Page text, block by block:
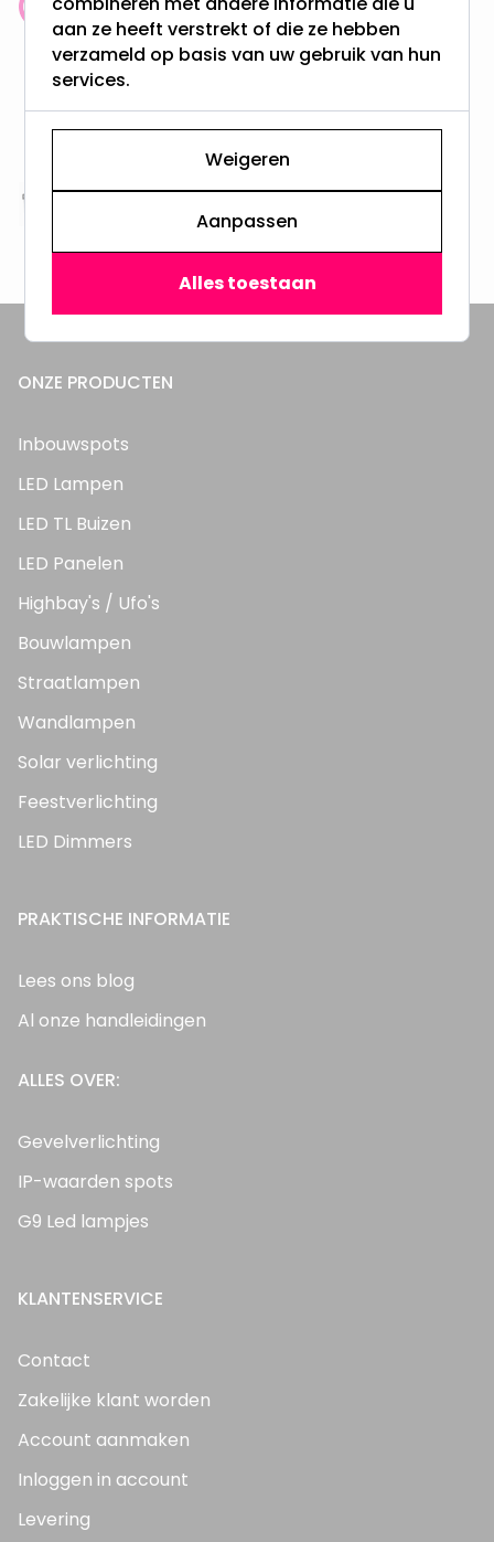
Klantenbeoordeling: 9.4/10
meer dan 100.000 klanten gingen u voor
Vanaf EUR100,- naar NL & BE
& 100 dagen recht op retour
Altijd uit eigen voorraad
3000m2 - 60.000+ Producten
ONZE PRODUCTEN
Inbouwspots
LED Lampen
LED TL Buizen
LED Panelen
Highbay's / Ufo's
Bouwlampen
Straatlampen
Wandlampen
Solar verlichting
Feestverlichting
LED Dimmers
PRAKTISCHE INFORMATIE
Lees ons blog
Al onze handleidingen
ALLES OVER:
Gevelverlichting
IP-waarden spots
G9 Led lampjes
KLANTENSERVICE
Contact
Zakelijke klant worden
Account aanmaken
Inloggen in account
Levering
aan ze heeft verstrekt of die ze hebben
verzameld op basis van uw gebruik van hun
services.
Weigeren
Aanpassen
Alles toestaan